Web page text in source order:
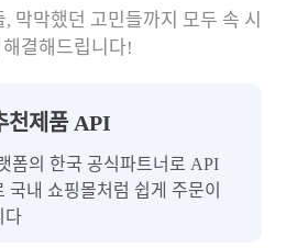
막막했던 고민들까지 모두 속 시
결해드립니다!
천제품 API
폼의 한국 공식파트너로 API
국내 쇼핑몰처럼 쉽게 주문이
다